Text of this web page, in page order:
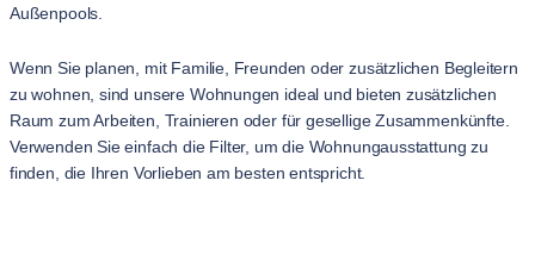
Außenpools.
Wenn Sie planen, mit Familie, Freunden oder zusätzlichen Begleitern
zu wohnen, sind unsere Wohnungen ideal und bieten zusätzlichen
Raum zum Arbeiten, Trainieren oder für gesellige Zusammenkünfte.
Verwenden Sie einfach die Filter, um die Wohnungausstattung zu
finden, die Ihren Vorlieben am besten entspricht.